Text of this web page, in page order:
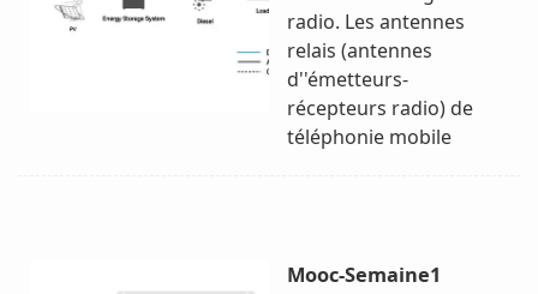
radio. Les antennes
relais (antennes
d''émetteurs-
récepteurs radio) de
téléphonie mobile
Mooc-Semaine1